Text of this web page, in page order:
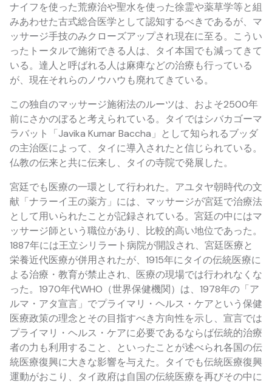
ナイフを使った荒療治や聖水を使った徐霊や薬草学等と組
みあわせた古式総合医学として認知するべきであるが、マ
ッサージ手技のみクローズアップされ現在に至る。こうい
ったトータルで施術できる人は、タイ本国でも減ってきて
いる。達人と呼ばれる人は麻痺などの治療も行っている
が、現在それらのノウハウも廃れてきている。
この独自のマッサージ施術法のルーツは、およそ2500年
前にさかのぼると考えられている。タイではシバカゴーマ
ラバット「Javika Kumar Baccha」として知られるブッダ
の主治医によって、タイに導入されたと信じられている。
仏教の伝来と共に伝来し、タイの寺院で発展した。
宮廷でも医療の一環として行われた。アユタヤ朝時代の文
献「ナラーイ王の薬方」には、マッサージが宮廷で治療法
として用いられたことが記録されている。宮廷の中にはマ
ッサージ師という職位があり、比較的高い地位であった。
1887年には王立シリラート病院が開設され、宮廷医療と
栄養近代医療が併用されたが、1915年にタイの伝統医療に
よる治療・教育が禁止され、医療の現場では行われなくな
った。1970年代WHO（世界保健機関）は、1978年の「ア
ルマ・アタ宣言」でプライマリ・ヘルス・ケアという保健
医療政策の理念とその目指すべき方向性を示し、宣言では
プライマリ・ヘルス・ケアに必要であるならば伝統的治療
者の力も利用すること、といったことが述べられ各国の伝
統医療復興に大きな影響を与えた。タイでも伝統医療復興
運動がおこり、タイ政府は自国の伝統医療を再びその中に